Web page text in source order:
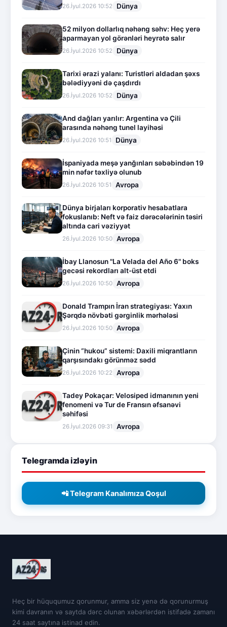
26.İyul.2026 10:52 Dünya
52 milyon dollarlıq nəhəng səhv: Heç yerə
aparmayan yol görənləri heyrətə salır
26.İyul.2026 10:52 Dünya
Tarixi ərazi yalanı: Turistləri aldadan şəxs
bələdiyyəni də çaşdırdı
26.İyul.2026 10:52 Dünya
And dağları yarılır: Argentina və Çili
arasında nəhəng tunel layihəsi
26.İyul.2026 10:51 Dünya
İspaniyada meşə yanğınları səbəbindən 19
min nəfər təxliyə olunub
26.İyul.2026 10:51 Avropa
Dünya birjaları korporativ hesabatlara
fokuslanıb: Neft və faiz dərəcələrinin təsiri
altında cari vəziyyət
26.İyul.2026 10:50 Avropa
İbay Llanosun "La Velada del Año 6" boks
gecəsi rekordları alt-üst etdi
26.İyul.2026 10:50 Avropa
Donald Trampın İran strategiyası: Yaxın
Şərqdə növbəti gərginlik mərhələsi
26.İyul.2026 10:50 Avropa
Çinin “hukou” sistemi: Daxili miqrantların
qarşısındakı görünməz sədd
26.İyul.2026 10:22 Avropa
Tadey Pokaçar: Velosiped idmanının yeni
fenomeni və Tur de Fransın əfsanəvi
səhifəsi
26.İyul.2026 09:31 Avropa
Telegramda izləyin
📲 Telegram Kanalımıza Qoşul
Heç bir hüququmuz qorunmur, amma siz yenə də qorunurmuş
kimi davranın və saytda dərc olunan xəbərlərdən istifadə zamanı
24 saat saytına istinad edin.